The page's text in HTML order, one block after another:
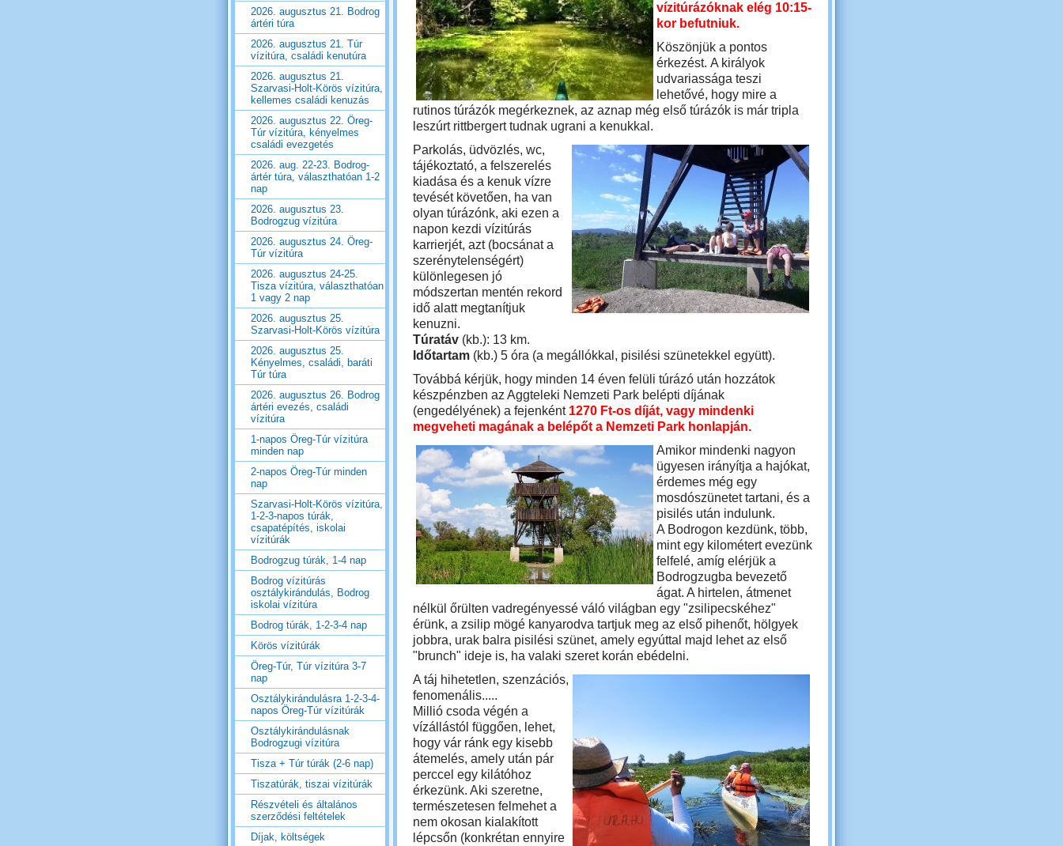
vízitúrázóknak elég 10:15-
kor befutniuk.
Köszönjük a pontos
érkezést. A királyok
udvariassága teszi
lehetővé, hogy mire a
rutinos túrázók megérkeznek, az aznap még első túrázók is már tripla
leszúrt rittbergert tudnak ugrani a kenukkal.
Parkolás, üdvözlés, wc,
tájékoztató, a felszerelés
kiadása és a kenuk vízre
tevését követően, ha van
olyan túrázónk, aki ezen a
napon kezdi vízitúrás
karrierjét, azt (bocsánat a
szerénytelenségért)
különlegesen jó
módszertan mentén rekord
idő alatt megtanítjuk
kenuzni.
Túratáv (kb.): 13 km.
Időtartam (kb.) 5 óra (a megállókkal, pisilési szünetekkel együtt).
Továbbá kérjük, hogy minden 14 éven felüli túrázó után hozzátok
készpénzben az Aggteleki Nemzeti Park belépti díjának
(engedélyének) a fejenként 1270 Ft-os díját, vagy mindenki
megveheti magának a belépőt a Nemzeti Park honlapján.
Amikor mindenki nagyon
ügyesen irányítja a hajókat,
érdemes még egy
mosdószünetet tartani, és a
pisilés után indulunk.
A Bodrogon kezdünk, több,
mint egy kilométert evezünk
felfelé, amíg elérjük a
Bodrogzugba bevezető
ágat. A hirtelen, átmenet
nélkül őrülten vadregényessé váló világban egy "zsilipecskéhez"
érünk, a zsilip mögé kanyarodva tartjuk meg az első pihenőt, hölgyek
jobbra, urak balra pisilési szünet, amely egyúttal majd lehet az első
"brunch" ideje is, ha valaki szeret korán ebédelni.
A táj hihetetlen, szenzációs,
fenomenális.....
Millió csoda végén a
vízállástól függően, lehet,
hogy vár ránk egy kisebb
átemelés, amely után pár
perccel egy kilátóhoz
érkezünk. Aki szeretne,
természetesen felmehet a
nem okosan kialakított
lépcsőn (konkrétan ennyire
2026. augusztus 21. Bodrog
ártéri túra
2026. augusztus 21. Túr
vízitúra, családi kenutúra
2026. augusztus 21.
Szarvasi-Holt-Körös vízitúra,
kellemes családi kenuzás
2026. augusztus 22. Öreg-
Túr vízitúra, kényelmes
családi evezgetés
2026. aug. 22-23. Bodrog-
ártér túra, választhatóan 1-2
nap
2026. augusztus 23.
Bodrogzug vízitúra
2026. augusztus 24. Öreg-
Túr vízitúra
2026. augusztus 24-25.
Tisza vízitúra, választhatóan
1 vagy 2 nap
2026. augusztus 25.
Szarvasi-Holt-Körös vízitúra
2026. augusztus 25.
Kényelmes, családi, baráti
Túr túra
2026. augusztus 26. Bodrog
ártéri evezés, családi
vízitúra
1-napos Öreg-Túr vízitúra
minden nap
2-napos Öreg-Túr minden
nap
Szarvasi-Holt-Körös vízitúra,
1-2-3-napos túrák,
csapatépítés, iskolai
vízitúrák
Bodrogzug túrák, 1-4 nap
Bodrog vízitúrás
osztálykirándulás, Bodrog
iskolai vízitúra
Bodrog túrák, 1-2-3-4 nap
Körös vízitúrák
Öreg-Túr, Túr vízitúra 3-7
nap
Osztálykirándulásra 1-2-3-4-
napos Öreg-Túr vízitúrák
Osztálykirándulásnak
Bodrogzugi vízitúra
Tisza + Túr túrák (2-6 nap)
Tiszatúrák, tiszai vízitúrák
Részvételi és általános
szerződési feltételek
Díjak, költségek